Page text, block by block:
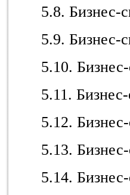
5.8. Бизнес-
5.9.
5.10.
5.11.
5.12.
5.13.
5.14.